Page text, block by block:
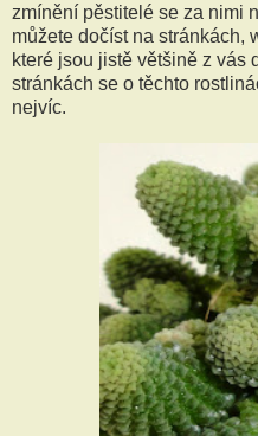
zmínění pěstitelé se za nimi
můžete dočíst na stránkách,
které jsou jistě většině z vás
stránkách se o těchto
nejvíc.